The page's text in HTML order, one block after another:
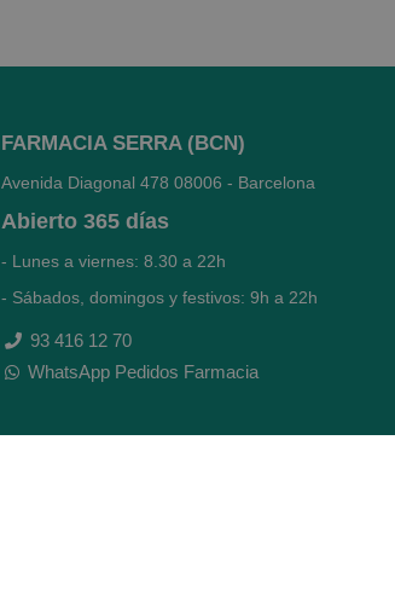
FARMACIA SERRA (BCN)
Avenida Diagonal 478 08006 - Barcelona
Abierto 365 días
- Lunes a viernes: 8.30 a 22h
- Sábados, domingos y festivos: 9h a 22h
93 416 12 70
WhatsApp Pedidos Farmacia